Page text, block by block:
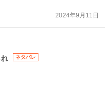
2024年9月11日
ネタバレ